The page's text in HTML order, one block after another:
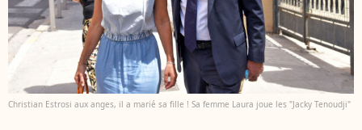
Christian Estrosi aux anges, il a marié sa fille ! Sa femme Laura joue les "Jacky Tenoudji"